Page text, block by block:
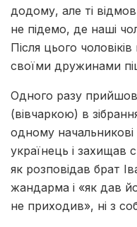
додому, але ті
не підемо, де наші
Після цього
своїми дружинами
Одного разу
(вівчаркою) в
одному начальникові
українець і захищав
як розповідав брат
жандарма і «як дав
не приходив», ні з